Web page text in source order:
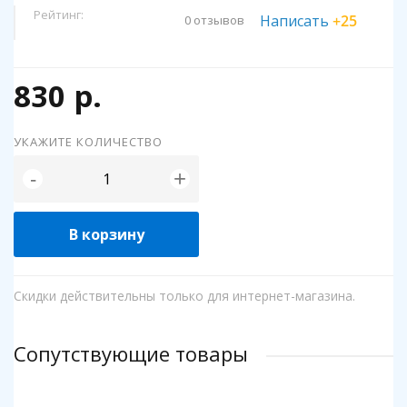
Рейтинг: 0 отзывов Написать +25
830 р.
УКАЖИТЕ КОЛИЧЕСТВО
- +
В корзину
Скидки действительны только для интернет-магазина.
Сопутствующие товары